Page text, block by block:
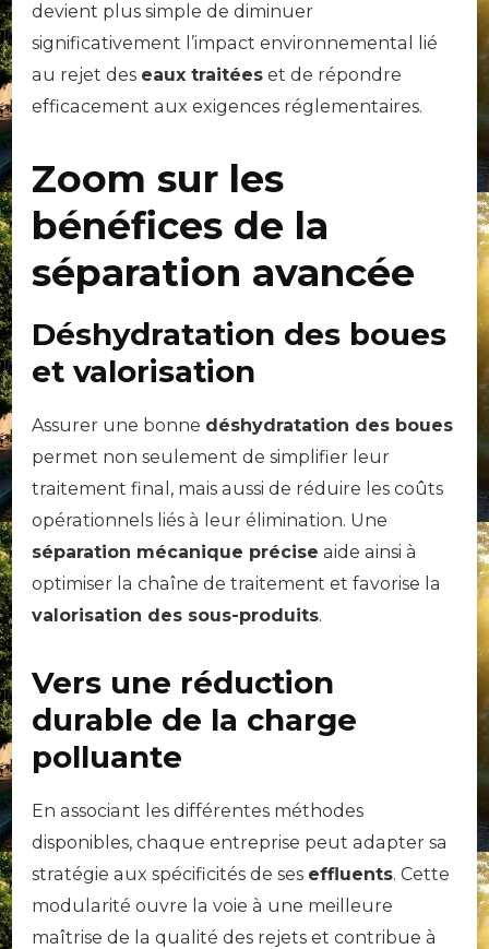
devient plus simple de diminuer
significativement l’impact environnemental lié
au rejet des eaux traitées et de répondre
efficacement aux exigences réglementaires.
Zoom sur les
bénéfices de la
séparation avancée
Déshydratation des boues
et valorisation
Assurer une bonne déshydratation des boues
permet non seulement de simplifier leur
traitement final, mais aussi de réduire les coûts
opérationnels liés à leur élimination. Une
séparation mécanique précise aide ainsi à
optimiser la chaîne de traitement et favorise la
valorisation des sous-produits.
Vers une réduction
durable de la charge
polluante
En associant les différentes méthodes
disponibles, chaque entreprise peut adapter sa
stratégie aux spécificités de ses effluents. Cette
modularité ouvre la voie à une meilleure
maîtrise de la qualité des rejets et contribue à